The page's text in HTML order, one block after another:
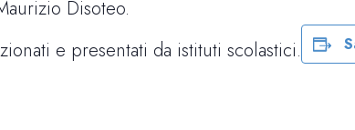
Disoteo.
e presentati da istituti scolastici.